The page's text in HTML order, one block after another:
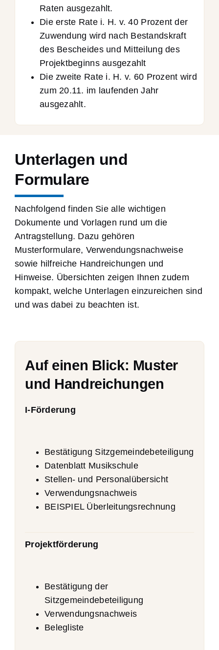
Raten ausgezahlt.
Die erste Rate i. H. v. 40 Prozent der
Zuwendung wird nach Bestandskraft
des Bescheides und Mitteilung des
Projektbeginns ausgezahlt
Die zweite Rate i. H. v. 60 Prozent wird
zum 20.11. im laufenden Jahr
ausgezahlt.
Unterlagen und
Formulare
Nachfolgend finden Sie alle wichtigen
Dokumente und Vorlagen rund um die
Antragstellung. Dazu gehören
Musterformulare, Verwendungsnachweise
sowie hilfreiche Handreichungen und
Hinweise. Übersichten zeigen Ihnen zudem
kompakt, welche Unterlagen einzureichen sind
und was dabei zu beachten ist.
Auf einen Blick: Muster
und Handreichungen
I-Förderung
Bestätigung Sitzgemeindebeteiligung
Datenblatt Musikschule
Stellen- und Personalübersicht
Verwendungsnachweis
BEISPIEL Überleitungsrechnung
Projektförderung
Bestätigung der
Sitzgemeindebeteiligung
Verwendungsnachweis
Belegliste